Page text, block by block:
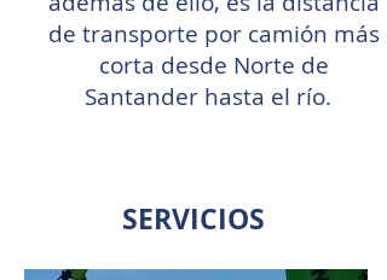
de transporte por camión más
corta desde Norte de
Santander hasta el río.
SERVICIOS